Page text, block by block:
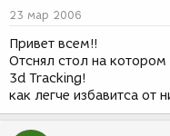
м
д
н
и
я
23 мар 2006
Привет всем!!
Отснял стол на
3d Tracking!
как легче избавитса от